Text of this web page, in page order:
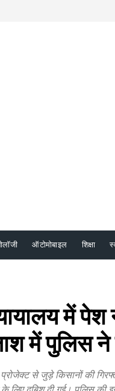
ऑटोमोबाइल शिक्षा
में
में पुलिस ने
से जुड़े किसानों की